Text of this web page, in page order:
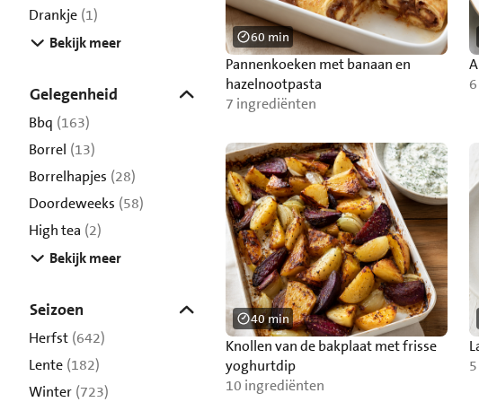
Drankje (1)
Bekijk meer
Gelegenheid
Bbq (163)
Borrel (13)
Borrelhapjes (28)
Doordeweeks (58)
High tea (2)
Bekijk meer
Seizoen
Herfst (642)
Lente (182)
Winter (723)
Pannenkoeken met banaan en
hazelnootpasta
7 ingrediënten
60 min
Knollen van de bakplaat met frisse
yoghurtdip
10 ingrediënten
40 min